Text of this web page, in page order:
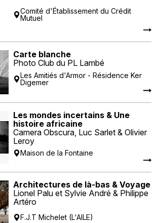
Comité d'Établissement du Crédit
Mutuel
Carte blanche
Photo Club du PL Lambé
Les Amitiés d'Armor - Résidence Ker
Digemer
Les mondes incertains & Une
histoire africaine
Camera Obscura, Luc Sarlet & Olivier
Leroy
Maison de la Fontaine
Architectures de là-bas & Voyage
Lionel Palu et Sylvie André & Philippe
Artéro
F.J.T Michelet (L'AILE)